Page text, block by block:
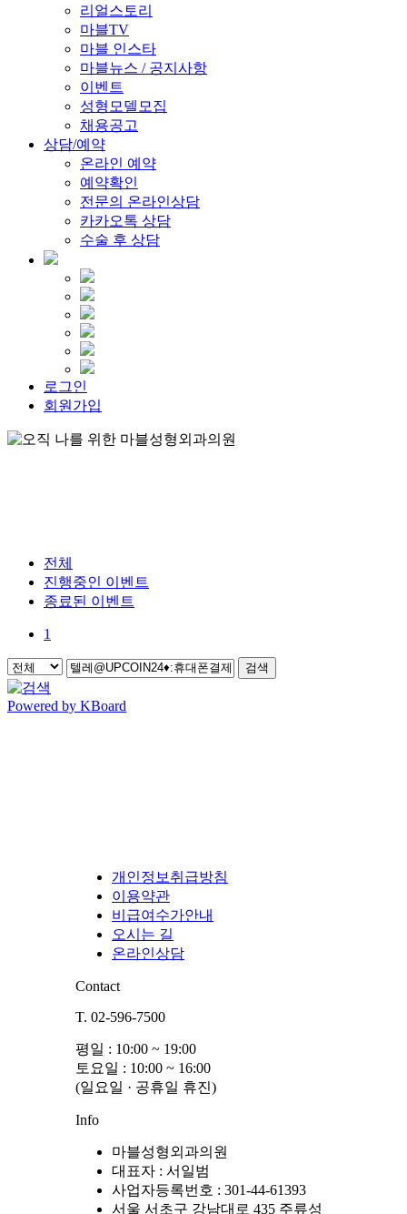
리얼스토리
마블TV
마블 인스타
마블뉴스 / 공지사항
이벤트
성형모델모집
채용공고
상담/예약
온라인 예약
예약확인
전문의 온라인상담
카카오톡 상담
수술 후 상담
로그인
회원가입
전체
진행중인 이벤트
종료된 이벤트
1
검색
Powered by KBoard
개인정보취급방침
이용약관
비급여수가안내
오시는 길
온라인상담
Contact
T. 02-596-7500
평일 : 10:00 ~ 19:00
토요일 : 10:00 ~ 16:00
(일요일 · 공휴일 휴진)
Info
마블성형외과의원
대표자 : 서일범
사업자등록번호 : 301-44-61393
서울 서초구 강남대로 435 주류성